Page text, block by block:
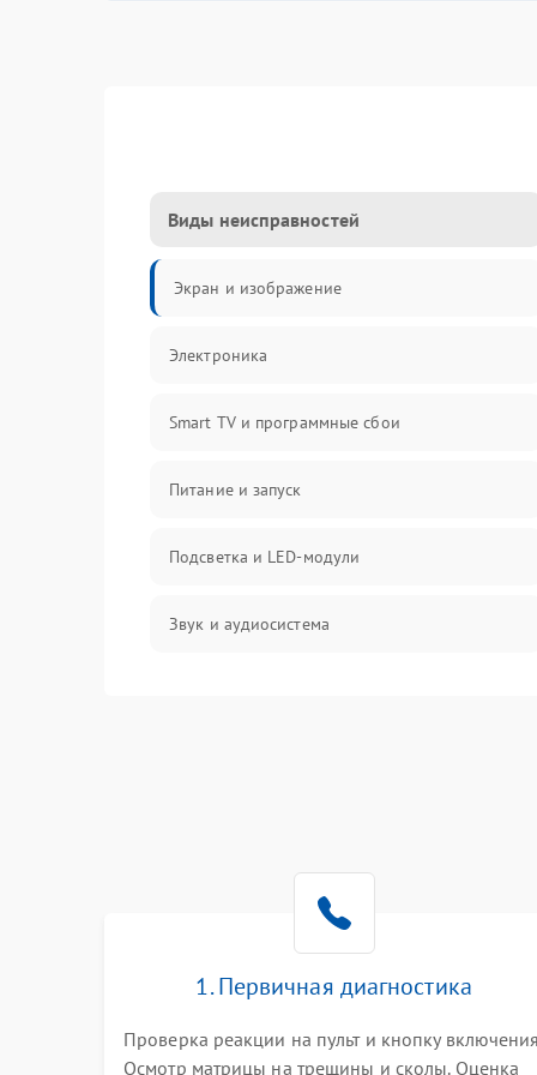
Виды неисправностей
Экран и изображение
Электроника
Smart TV и программные сбои
Питание и запуск
Подсветка и LED-модули
Звук и аудиосистема
Программное обеспечение
Корпус и механика
1. Первичная диагностика
Проверка реакции на пульт и кнопку
Осмотр матрицы на трещины и сколы. Оценка